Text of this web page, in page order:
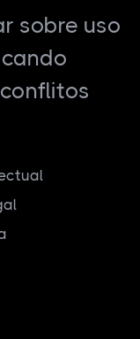
sobre uso